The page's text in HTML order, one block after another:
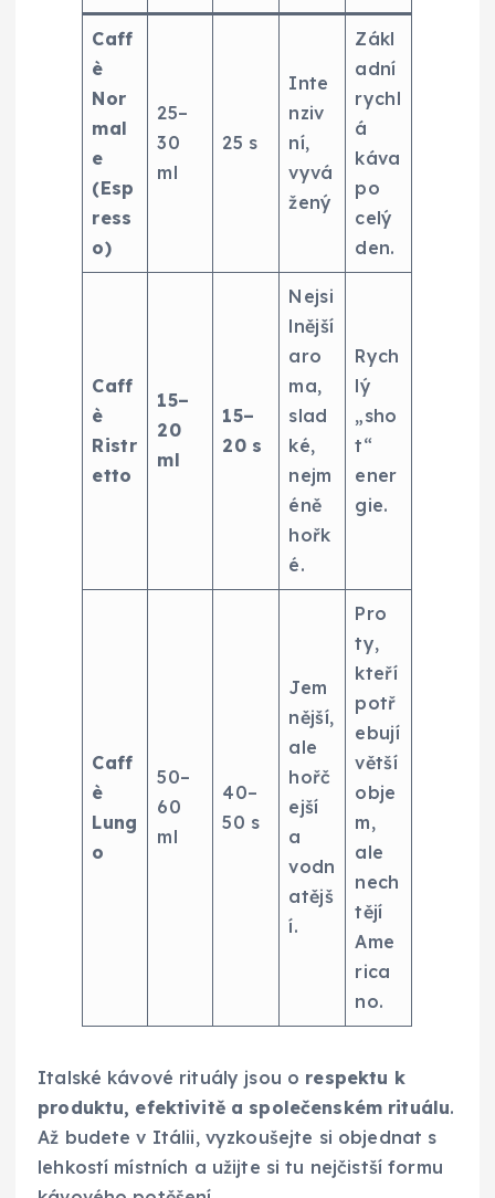
Caff
è
Nor
mal
e
(Esp
ress
o)
25–
30
ml
25 s
Inte
nziv
ní,
vyvá
žený
Zákl
adní
rychl
á
káva
po
celý
den.
Caff
è
Ristr
etto
15–
20
ml
15–
20 s
Nejsi
lnější
aro
ma,
slad
ké,
nejm
éně
hořk
é.
Rych
lý
„sho
t“
ener
gie.
Caff
è
Lung
o
50–
60
ml
40–
50 s
Jem
nější,
ale
hořč
ejší
a
vodn
atějš
í.
Pro
ty,
kteří
potř
ebují
větší
obje
m,
ale
nech
tějí
Ame
rica
no.
Italské kávové rituály jsou o respektu k
produktu, efektivitě a společenském rituálu.
Až budete v Itálii, vyzkoušejte si objednat s
lehkostí místních a užijte si tu nejčistší formu